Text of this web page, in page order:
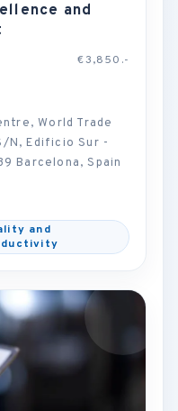
and
€3,850.-
World Trade
N, Edificio Sur -
Barcelona, Spain
and